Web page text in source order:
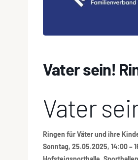
Vater sein!
Vater
Ringen für Väter und ihre
Sonntag, 25.05.2025, 14:00 –